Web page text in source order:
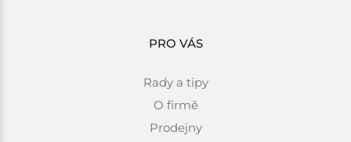
PRO VÁS
Rady a tipy
O firmě
Prodejny